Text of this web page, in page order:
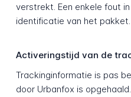
verstrekt. Een enkele fout
identificatie van het pakket.
Activeringstijd van de
Trackinginformatie is pas
door Urbanfox is